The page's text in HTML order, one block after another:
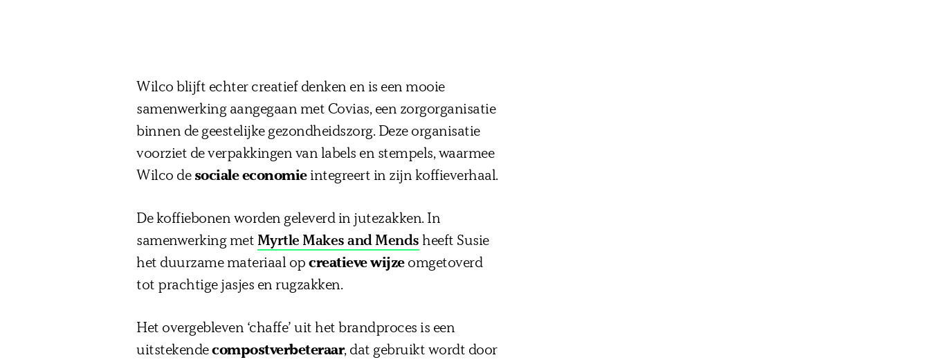
Wilco blijft echter creatief denken en is een mooie
samenwerking aangegaan met Covias, een zorgorganisatie
binnen de geestelijke gezondheidszorg. Deze organisatie
voorziet de verpakkingen van labels en stempels, waarmee
Wilco de sociale economieintegreert in zijn koffieverhaal.
De koffiebonen worden geleverd in jutezakken. In
samenwerking met Myrtle Makes and Mends heeft Susie
het duurzame materiaal op creatieve wijzeomgetoverd
tot prachtige jasjes en rugzakken.
Het overgebleven ‘chaffe’ uit het brandproces is een
uitstekendecompostverbeteraar, dat gebruikt wordt door